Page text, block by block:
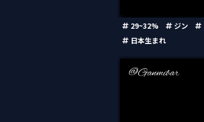
29~32% ジン
日本生まれ